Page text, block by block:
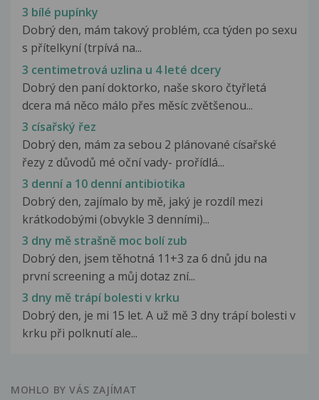
3 bílé pupínky
Dobrý den, mám takový problém, cca týden po sexu
s přítelkyní (trpívá na...
3 centimetrová uzlina u 4 leté dcery
Dobrý den paní doktorko, naše skoro čtyřletá
dcera má něco málo přes měsíc zvětšenou...
3 císařský řez
Dobrý den, mám za sebou 2 plánované císařské
řezy z důvodů mé oční vady- prořídlá...
3 denní a 10 denní antibiotika
Dobrý den, zajímalo by mě, jaký je rozdíl mezi
krátkodobými (obvykle 3 denními)...
3 dny mě strašně moc bolí zub
Dobrý den, jsem těhotná 11+3 za 6 dnů jdu na
první screening a můj dotaz zní...
3 dny mě trápí bolesti v krku
Dobrý den, je mi 15 let. A už mě 3 dny trápí bolesti v
krku při polknutí ale...
MOHLO BY VÁS ZAJÍMAT